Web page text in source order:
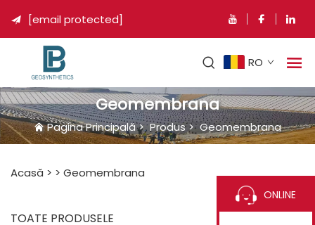
 [email protected]
RO
Geomembrana
Pagina Principală>Produs>Geomembrana
Acasă > > Geomembrana
TOATE PRODUSELE
ONLINE